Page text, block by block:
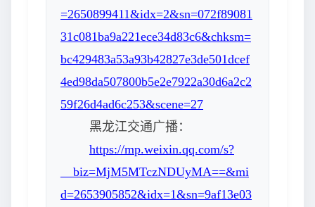
=2650899411&idx=2&sn=072f89081
31c081ba9a221ece34d83c6&chksm=
bc429483a53a93b42827e3de501dcef
4ed98da507800b5e2e7922a30d6a2c2
59f26d4ad6c253&scene=27
黑龙江交通广播：
https://mp.weixin.qq.com/s?
__biz=MjM5MTczNDUyMA==&mi
d=2653905852&idx=1&sn=9af13e03